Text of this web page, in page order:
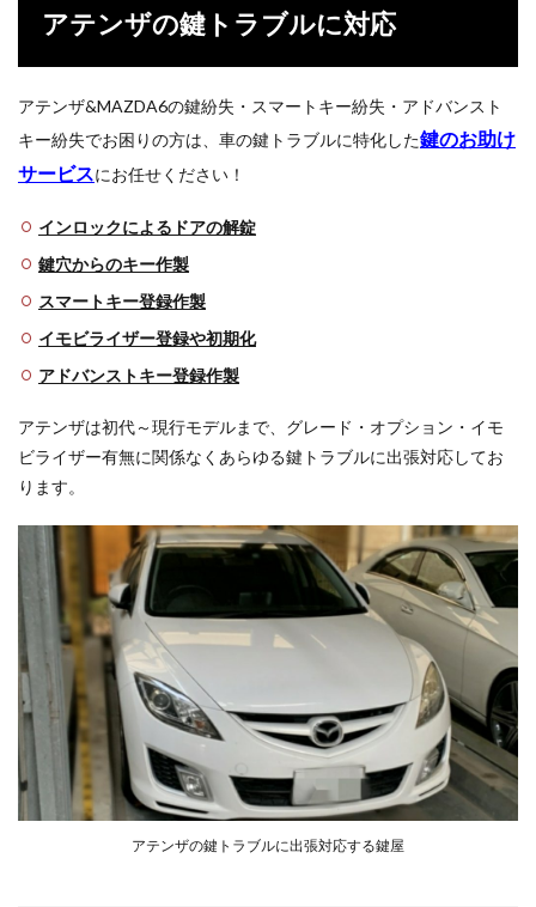
トラ
ブル
2
ご依
法
3
ンザ
式と
イモ
ビラ
イザ
3.1
アテ
ンザ
ビラ
イザ
ーの
有無
応方
アテンザの鍵トラブルに対応
アテンザ&MAZDA6の鍵紛失・スマートキー紛失・アドバンスト
キー紛失でお困りの方は、車の鍵トラブルに特化した鍵のお助け
サービスにお任せください！
インロックによるドアの解錠
鍵穴からのキー作製
スマートキー登録作製
イモビライザー登録や初期化
アドバンストキー登録作製
アテンザは初代～現行モデルまで、グレード・オプション・イモ
ビライザー有無に関係なくあらゆる鍵トラブルに出張対応してお
ります。
アテンザの鍵トラブルに出張対応する鍵屋